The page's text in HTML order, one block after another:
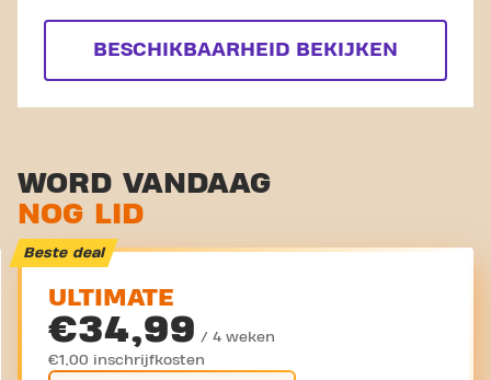
BESCHIKBAARHEID BEKIJKEN
WORD VANDAAG
NOG LID
Beste deal
ULTIMATE
€34,99 / 4 weken
€1,00 inschrijfkosten